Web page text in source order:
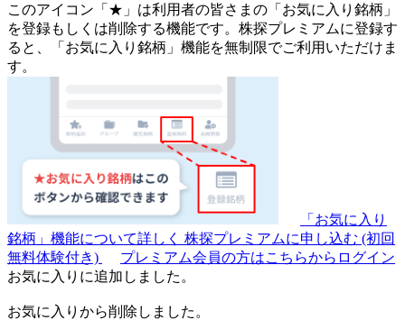
このアイコン 「★」 は利用者の皆さまの 「お気に入り銘柄」
を登録もしくは削除する機能です。 株探プレミアムに登録す
ると、「お気に入り銘柄」機能を無制限でご利用いただけま
す。
「お気に入り
銘柄」機能について詳しく 株探プレミアムに申し込む (初回
無料体験付き)
プレミアム会員の方はこちらからログイン
お気に入りに追加しました。
お気に入りから削除しました。